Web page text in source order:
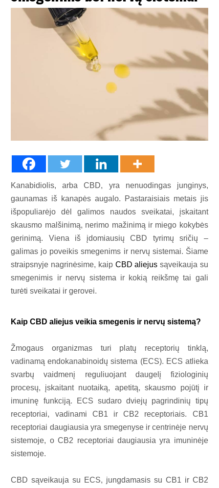
Kanabidiolis, arba CBD, yra nenuodingas junginys,
gaunamas iš kanapės augalo. Pastaraisiais metais jis
išpopuliarėjo dėl galimos naudos sveikatai, įskaitant
skausmo malšinimą, nerimo mažinimą ir miego kokybės
gerinimą. Viena iš įdomiausių CBD tyrimų sričių –
galimas jo poveikis smegenims ir nervų sistemai. Šiame
straipsnyje nagrinėsime, kaip CBD aliejus sąveikauja su
smegenimis ir nervų sistema ir kokią reikšmę tai gali
turėti sveikatai ir gerovei.
Kaip CBD aliejus veikia smegenis ir nervų sistemą?
Žmogaus organizmas turi platų receptorių tinklą,
vadinamą endokanabinoidų sistema (ECS). ECS atlieka
svarbų vaidmenį reguliuojant daugelį fiziologinių
procesų, įskaitant nuotaiką, apetitą, skausmo pojūtį ir
imuninę funkciją. ECS sudaro dviejų pagrindinių tipų
receptoriai, vadinami CB1 ir CB2 receptoriais. CB1
receptoriai daugiausia yra smegenyse ir centrinėje nervų
sistemoje, o CB2 receptoriai daugiausia yra imuninėje
sistemoje.
CBD sąveikauja su ECS, jungdamasis su CB1 ir CB2